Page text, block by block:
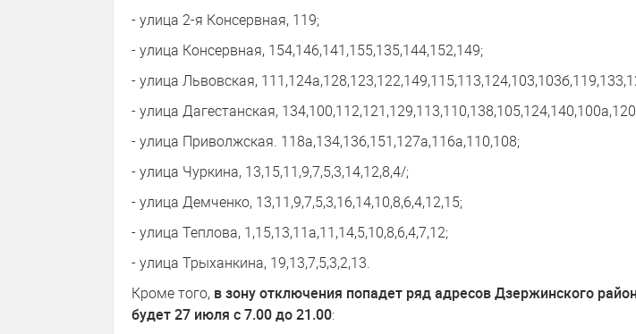
- улица 2-я Консервная, 119;
- улица Консервная, 154,146,141,155,135,144,152,149;
- улица Львовская,
- улица Дагестанская,
- улица Приволжская. 118а,134,136,151,127а,116а,110,108;
- улица Чуркина, 13,15,11,9,7,5,3,14,12,8,4/;
- улица Демченко, 13,11,9,7,5,3,16,14,10,8,6,4,12,15;
- улица Теплова, 1,15,13,11а,11,14,5,10,8,6,4,7,12;
- улица Трыханкина, 19,13,7,5,3,2,13.
Кроме того, в зону отключения попадет ряд адресов Дзержинского
будет 27 июля с 7.00 до 21.00: